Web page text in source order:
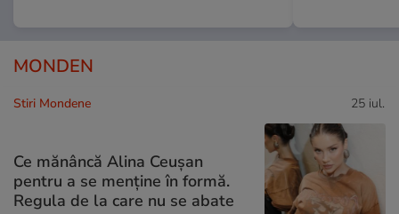
MONDEN
Stiri Mondene 25 iul.
Ce mănâncă Alina Ceușan
pentru a se menține în formă.
Regula de la care nu se abate